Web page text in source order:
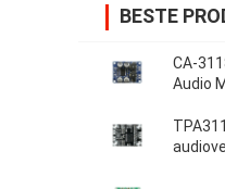
BESTE
CA-
Audio